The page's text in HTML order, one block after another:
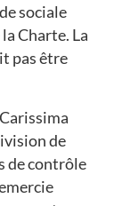
sociale
Charte. La
pas être
de
de contrôle